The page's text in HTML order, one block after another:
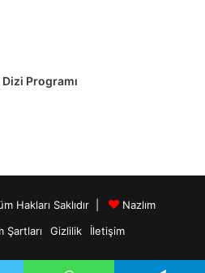
Programı
Hakları Saklıdır |
Nazlım
Şartları Gizlilik İletişim